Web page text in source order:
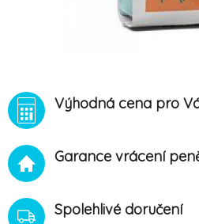
Výhodná cena pro
Garance vrácení
Spolehlivé doručení